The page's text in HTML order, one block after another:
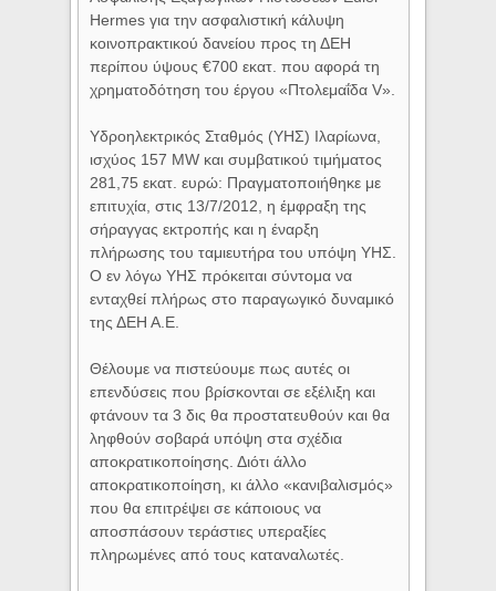
Hermes για την ασφαλιστική κάλυψη
κοινοπρακτικού δανείου προς τη ΔΕΗ
περίπου ύψους €700 εκατ. που αφορά τη
χρηματοδότηση του έργου «Πτολεμαΐδα V».
Υδροηλεκτρικός Σταθμός (ΥΗΣ) Ιλαρίωνα,
ισχύος 157 MW και συμβατικού τιμήματος
281,75 εκατ. ευρώ: Πραγματοποιήθηκε με
επιτυχία, στις 13/7/2012, η έμφραξη της
σήραγγας εκτροπής και η έναρξη
πλήρωσης του ταμιευτήρα του υπόψη ΥΗΣ.
Ο εν λόγω ΥΗΣ πρόκειται σύντομα να
ενταχθεί πλήρως στο παραγωγικό δυναμικό
της ΔΕΗ Α.Ε.
Θέλουμε να πιστεύουμε πως αυτές οι
επενδύσεις που βρίσκονται σε εξέλιξη και
φτάνουν τα 3 δις θα προστατευθούν και θα
ληφθούν σοβαρά υπόψη στα σχέδια
αποκρατικοποίησης. Διότι άλλο
αποκρατικοποίηση, κι άλλο «κανιβαλισμός»
που θα επιτρέψει σε κάποιους να
αποσπάσουν τεράστιες υπεραξίες
πληρωμένες από τους καταναλωτές.